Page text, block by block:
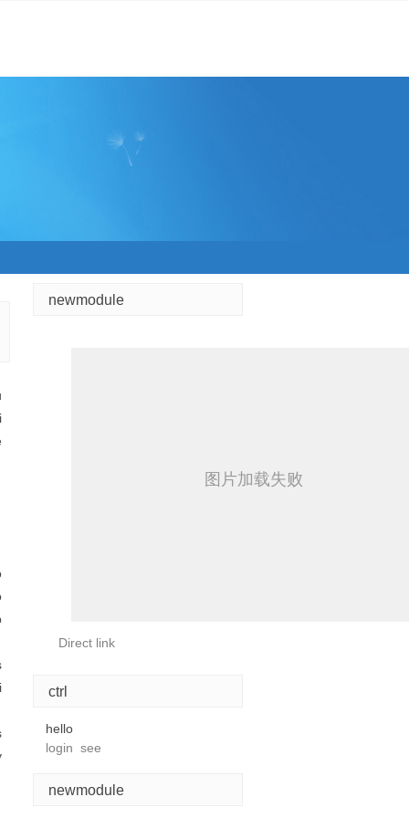
newmodule
Direct link
ctrl
hello
login see
newmodule